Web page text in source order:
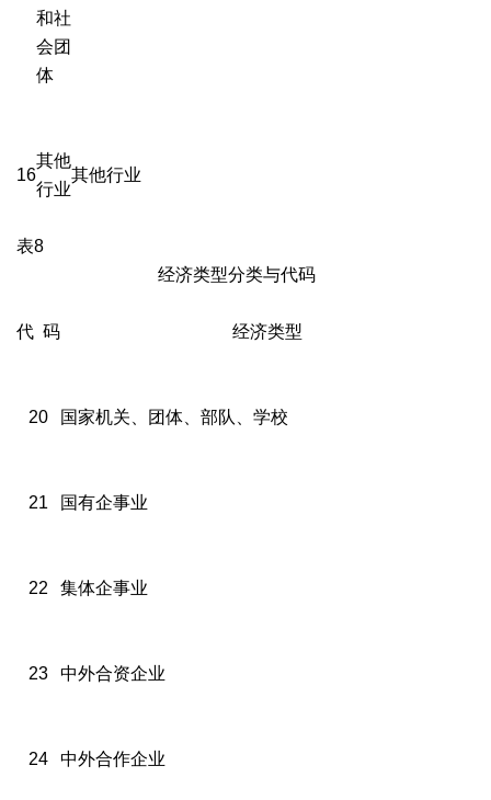
和社
会团
体
16
其他
行业
其他行业
表8
经济类型分类与代码
代 码 经济类型
20 国家机关、团体、部队、学校
21 国有企事业
22 集体企事业
23 中外合资企业
24 中外合作企业